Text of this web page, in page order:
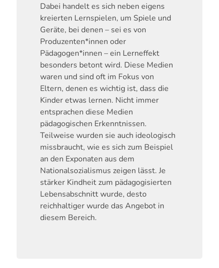
Dabei handelt es sich neben eigens
kreierten Lernspielen, um Spiele und
Geräte, bei denen – sei es von
Produzenten*innen oder
Pädagogen*innen – ein Lerneffekt
besonders betont wird. Diese Medien
waren und sind oft im Fokus von
Eltern, denen es wichtig ist, dass die
Kinder etwas lernen. Nicht immer
entsprachen diese Medien
pädagogischen Erkenntnissen.
Teilweise wurden sie auch ideologisch
missbraucht, wie es sich zum Beispiel
an den Exponaten aus dem
Nationalsozialismus zeigen lässt. Je
stärker Kindheit zum pädagogisierten
Lebensabschnitt wurde, desto
reichhaltiger wurde das Angebot in
diesem Bereich.